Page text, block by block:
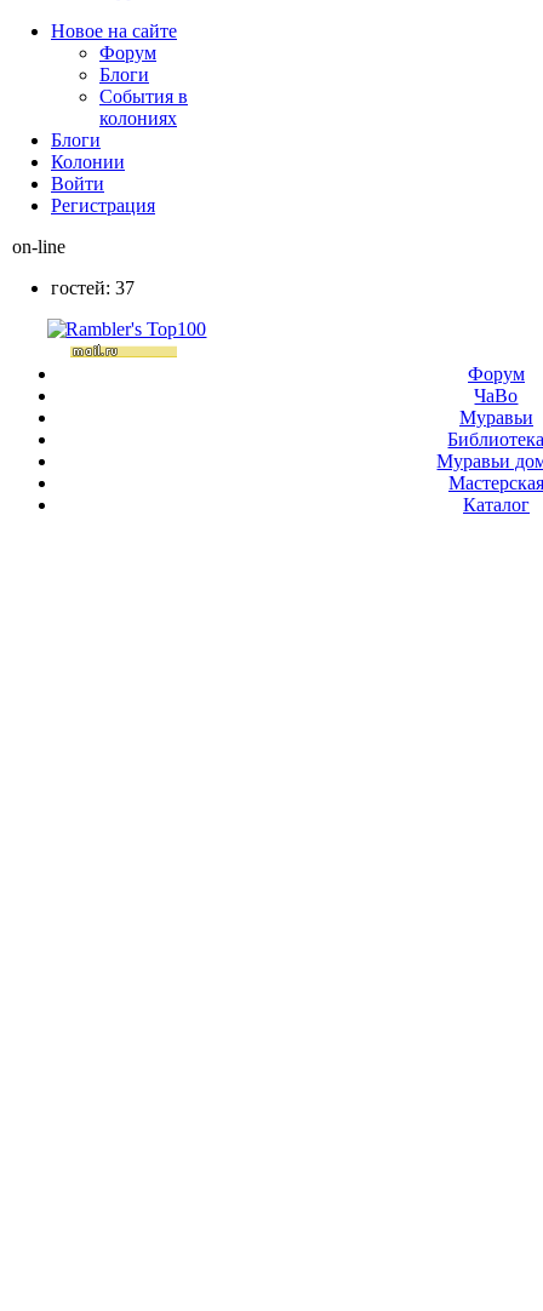
Новое на сайте
Форум
Блоги
События в
колониях
Блоги
Колонии
Войти
Peгиcтpaция
on-line
гостей: 37
Форум
ЧаВо
Муравьи
Муравьи
Мастерская
Каталог